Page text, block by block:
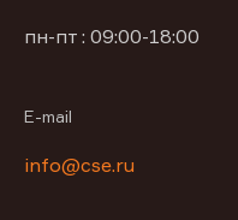
пн-пт : 09:00-18:00
E-mail
info@cse.ru